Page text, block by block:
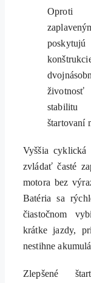
Oproti
stabilitu
štartovaní
Vyššia cyklická
zvládať časté
motora bez
Batéria sa
čiastočnom
krátke jazdy,
nestihne
Zlepšené